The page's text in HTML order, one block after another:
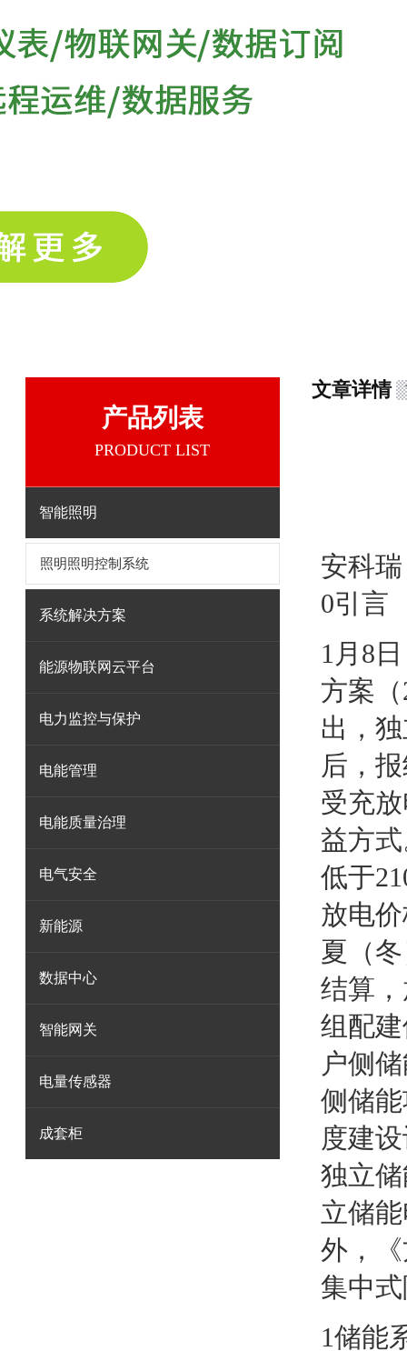
产品列表
PRODUCT LIST
智能照明
照明照明控制系统
系统解决方案
能源物联网云平台
电力监控与保护
电能管理
电能质量治理
电气安全
新能源
数据中心
智能网关
电量传感器
成套柜
文章详情
安科
0引言
1月8
方案
出，
后，
受充
益方
低于
放电
夏（
结算
组配
户侧
侧储
度建
独立
立储
外，
集中
1储能